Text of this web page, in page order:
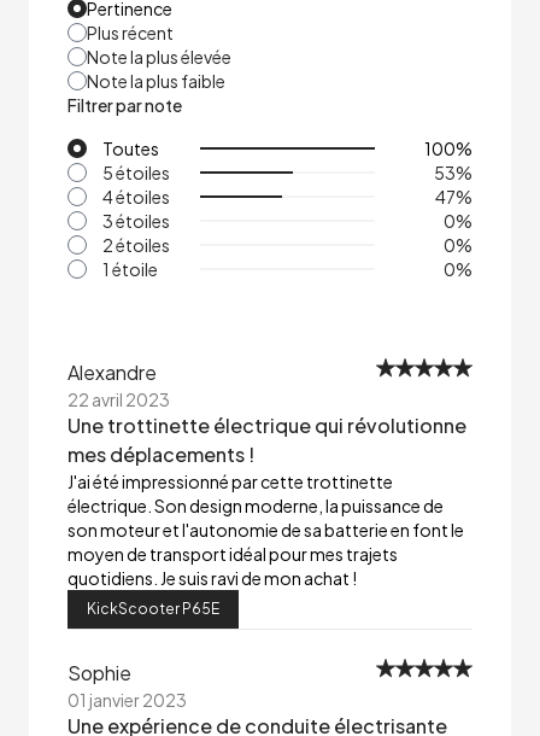
Pertinence
Plus récent
Note la plus élevée
Note la plus faible
Filtrer par note
Toutes
100%
5 étoiles
53%
4 étoiles
47%
3 étoiles
0%
2 étoiles
0%
1 étoile
0%
Alexandre
22 avril 2023
Une trottinette électrique qui révolutionne
mes déplacements !
J'ai été impressionné par cette trottinette
électrique. Son design moderne, la puissance de
son moteur et l'autonomie de sa batterie en font le
moyen de transport idéal pour mes trajets
quotidiens. Je suis ravi de mon achat !
KickScooter P65E
Sophie
01 janvier 2023
Une expérience de conduite électrisante